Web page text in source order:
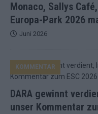
Monaco, Sallys
Europa-Park 2026
Juni 2026
DARA gewinnt
unser Kommentar
KOMMENTAR